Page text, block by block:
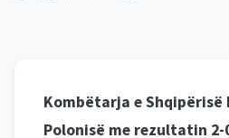
Kombëtarja e
Polonisë me rezultatin